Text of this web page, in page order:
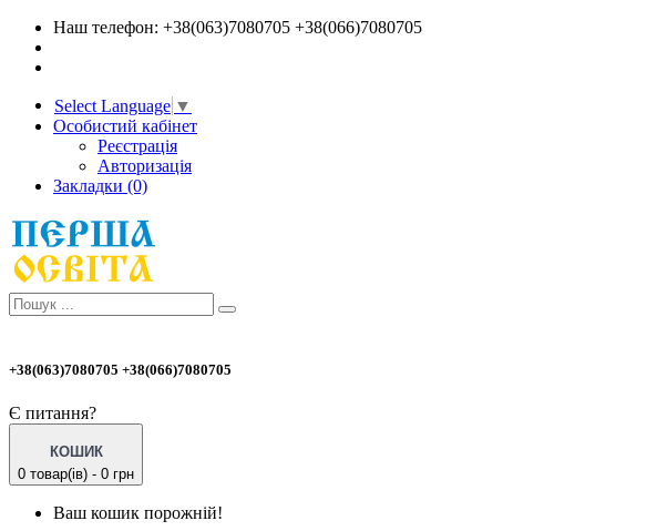
Наш телефон: +38(063)7080705 +38(066)7080705
Select Language ▼
Особистий кабінет
Реєстрація
Авторизація
Закладки (0)
+38(063)7080705 +38(066)7080705
Є питання?
КОШИК
0 товар(ів) - 0 грн
Ваш кошик порожній!